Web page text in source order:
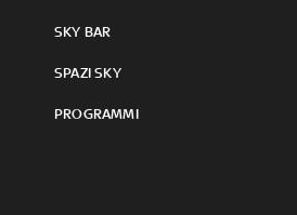
SKY BAR
SPAZI SKY
PROGRAMMI